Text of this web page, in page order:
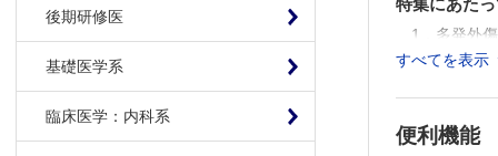
後期研修医
基礎医学系
臨床医学：内科系
特集にあた
1．多発外
八戸市立市
3．脊椎の手
すべてを表示
便利機能